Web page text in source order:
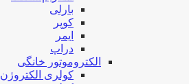
بارلی
کوپر
ایمر
دراپ
الکتروموتور خانگی
کولری الکتروژن